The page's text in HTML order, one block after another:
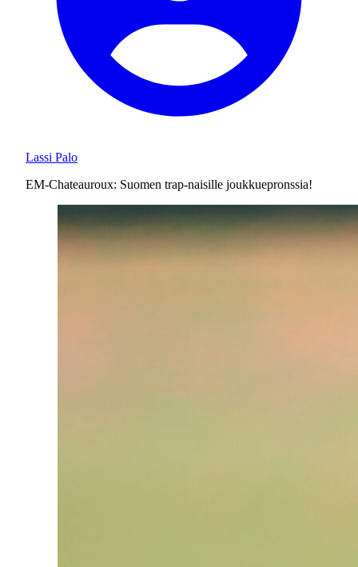
Lassi Palo
EM-Chateauroux: Suomen trap-naisille joukkuepronssia!